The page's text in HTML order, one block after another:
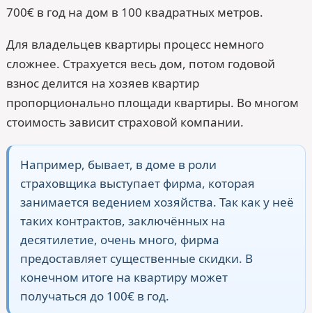
700€ в год на дом в 100 квадратных метров.
Для владельцев квартиры процесс немного
сложнее. Страхуется весь дом, потом годовой
взнос делится на хозяев квартир
пропорционально площади квартиры. Во многом
стоимость зависит страховой компании.
Например, бывает, в доме в роли
страховщика выступает фирма, которая
занимается ведением хозяйства. Так как у неё
таких контрактов, заключённых на
десятилетие, очень много, фирма
предоставляет существенные скидки. В
конечном итоге на квартиру может
получаться до 100€ в год.